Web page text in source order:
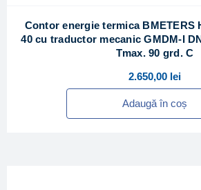
Contor energie termica BMETERS
40 cu traductor mecanic GMDM-I
Tmax. 90 grd. C
2.650,00 lei
Adaugă în coș